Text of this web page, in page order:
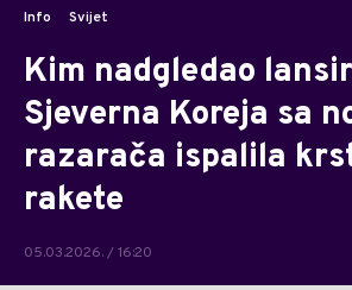
Info Svijet
Kim nadgledao
Sjeverna Koreja sa
razarača ispalila
rakete
05.03.2026. / 16:20